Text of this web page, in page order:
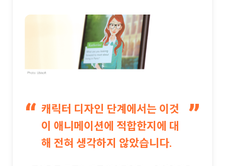
캐릭터 디자인 단계에서는 이것
이 애니메이션에 적합한지에 대
해 전혀 생각하지 않았습니다.